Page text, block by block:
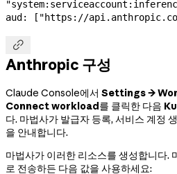
aud: ["https://

Anthropic 구성
Claude Console에서 Settings →
Connect workload를 클릭한 다음
다. 마법사가 발급자 등록, 서비스 계정
을 안내합니다.
마법사가 이러한 리소스를 생성합니다.
로 전송하든 다음 값을 사용하세요: